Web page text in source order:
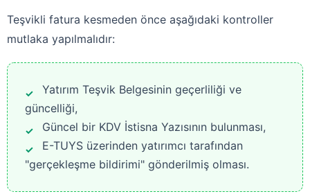
Teşvikli fatura kesmeden önce aşağıdaki kontroller
mutlaka yapılmalıdır:
Yatırım Teşvik Belgesinin geçerliliği ve
güncelliği,
Güncel bir KDV İstisna Yazısının bulunması,
E-TUYS üzerinden yatırımcı tarafından
"gerçekleşme bildirimi" gönderilmiş olması.